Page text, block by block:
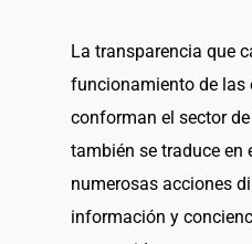
La transparencia que
funcionamiento de las
conforman el sector
también se traduce en
numerosas acciones
información y